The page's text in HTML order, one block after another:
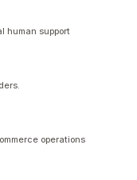
human support
operations